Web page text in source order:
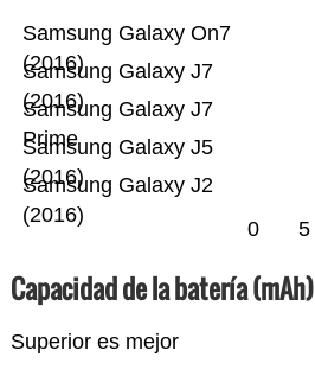
Samsung Galaxy J2
(2016)
Samsung Galaxy J5
(2016)
Samsung Galaxy J7
Prime
Samsung Galaxy J7
(2016)
Samsung Galaxy On7
(2016)
0 5
Capacidad de la batería (mAh)
Superior es mejor